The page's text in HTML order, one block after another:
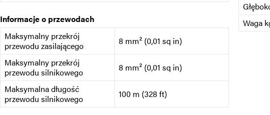
Informacje o przewodach
Maksymalny przekrój
przewodu zasilającego
8 mm² (0,01 sq in)
Maksymalny przekrój
przewodu silnikowego
8 mm² (0,01 sq in)
Maksymalna długość
przewodu silnikowego
100 m (328 ft)
Waga